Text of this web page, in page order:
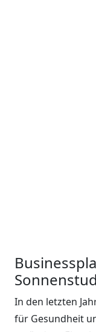
In den letzten
für Gesundheit